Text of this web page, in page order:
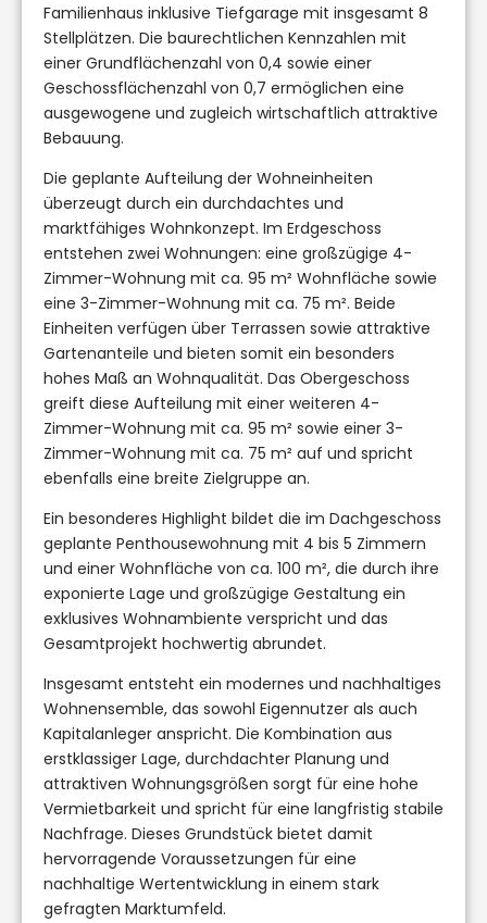
Familienhaus inklusive Tiefgarage mit insgesamt 8
Stellplätzen. Die baurechtlichen Kennzahlen mit
einer Grundflächenzahl von 0,4 sowie einer
Geschossflächenzahl von 0,7 ermöglichen eine
ausgewogene und zugleich wirtschaftlich attraktive
Bebauung.
Die geplante Aufteilung der Wohneinheiten
überzeugt durch ein durchdachtes und
marktfähiges Wohnkonzept. Im Erdgeschoss
entstehen zwei Wohnungen: eine großzügige 4-
Zimmer-Wohnung mit ca. 95 m² Wohnfläche sowie
eine 3-Zimmer-Wohnung mit ca. 75 m². Beide
Einheiten verfügen über Terrassen sowie attraktive
Gartenanteile und bieten somit ein besonders
hohes Maß an Wohnqualität. Das Obergeschoss
greift diese Aufteilung mit einer weiteren 4-
Zimmer-Wohnung mit ca. 95 m² sowie einer 3-
Zimmer-Wohnung mit ca. 75 m² auf und spricht
ebenfalls eine breite Zielgruppe an.
Ein besonderes Highlight bildet die im Dachgeschoss
geplante Penthousewohnung mit 4 bis 5 Zimmern
und einer Wohnfläche von ca. 100 m², die durch ihre
exponierte Lage und großzügige Gestaltung ein
exklusives Wohnambiente verspricht und das
Gesamtprojekt hochwertig abrundet.
Insgesamt entsteht ein modernes und nachhaltiges
Wohnensemble, das sowohl Eigennutzer als auch
Kapitalanleger anspricht. Die Kombination aus
erstklassiger Lage, durchdachter Planung und
attraktiven Wohnungsgrößen sorgt für eine hohe
Vermietbarkeit und spricht für eine langfristig stabile
Nachfrage. Dieses Grundstück bietet damit
hervorragende Voraussetzungen für eine
nachhaltige Wertentwicklung in einem stark
gefragten Marktumfeld.